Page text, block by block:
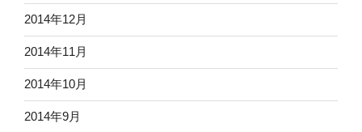
2014年12月
2014年11月
2014年10月
2014年9月